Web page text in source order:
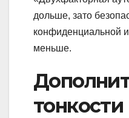
дольше, зато
конфиденциальной
меньше.
тонкости